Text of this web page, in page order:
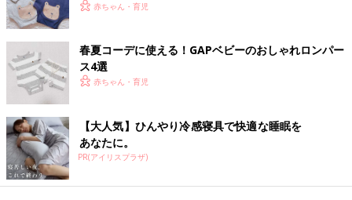
赤ちゃん・育児
春夏コーデに使える！GAPベビーのおしゃれロンパー
ス4選
赤ちゃん・育児
【大人気】ひんやり冷感寝具で快適な睡眠を
あなたに。
PR(アイリスプラザ)